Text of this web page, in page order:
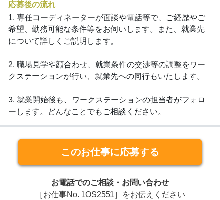
応募後の流れ
1. 専任コーディネーターが面談や電話等で、ご経歴やご
希望、勤務可能な条件等をお伺いします。また、就業先
について詳しくご説明します。
2. 職場見学や顔合わせ、就業条件の交渉等の調整をワー
クステーションが行い、就業先への同行もいたします。
3. 就業開始後も、ワークステーションの担当者がフォロ
ーします。どんなことでもご相談ください。
このお仕事に応募する
お電話でのご相談・お問い合わせ
［お仕事No. 1OS2551］をお伝えください